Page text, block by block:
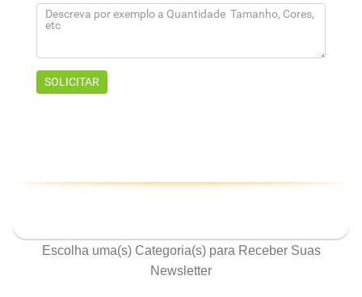
Escolha uma(s) Categoria(s) para Receber Suas
Newsletter